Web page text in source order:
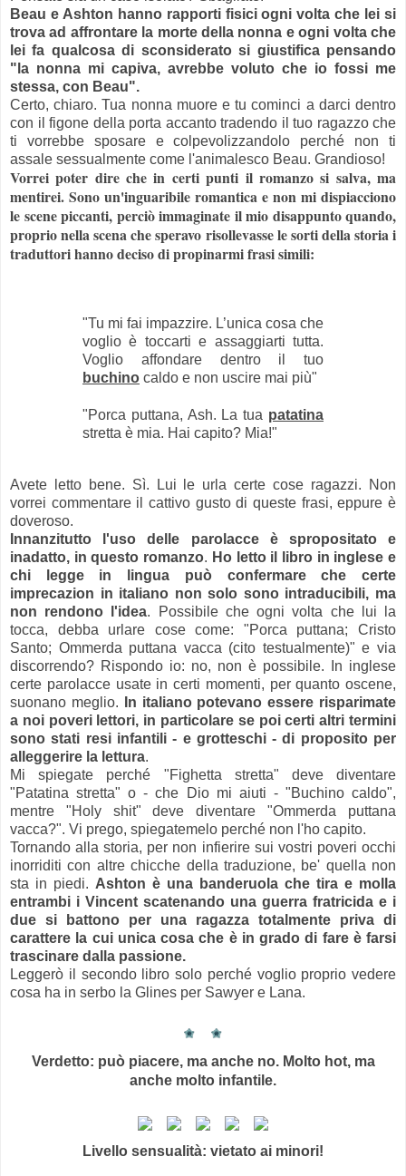
Beau e Ashton hanno rapporti fisici ogni volta che lei si
trova ad affrontare la morte della nonna e ogni volta che
lei fa qualcosa di sconsiderato si giustifica pensando
"la nonna mi capiva, avrebbe voluto che io fossi me
stessa, con Beau".
Certo, chiaro. Tua nonna muore e tu cominci a darci dentro
con il figone della porta accanto tradendo il tuo ragazzo che
ti vorrebbe sposare e colpevolizzandolo perché non ti
assale sessualmente come l'animalesco Beau. Grandioso!
Vorrei poter dire che in certi punti il romanzo si salva, ma
mentirei. Sono un'inguaribile romantica e non mi dispiacciono
le scene piccanti, perciò immaginate il mio disappunto quando,
proprio nella scena che speravo risollevasse le sorti della storia i
traduttori hanno deciso di propinarmi frasi simili:
"Tu mi fai impazzire. L’unica cosa che
voglio è toccarti e assaggiarti tutta.
Voglio affondare dentro il tuo
buchino caldo e non uscire mai più"
"Porca puttana, Ash. La tua patatina
stretta è mia. Hai capito? Mia!"
Avete letto bene. Sì. Lui le urla certe cose ragazzi. Non
vorrei commentare il cattivo gusto di queste frasi, eppure è
doveroso.
Innanzitutto l'uso delle parolacce è spropositato e
inadatto, in questo romanzo. Ho letto il libro in inglese e
chi legge in lingua può confermare che certe
imprecazion in italiano non solo sono intraducibili, ma
non rendono l'idea. Possibile che ogni volta che lui la
tocca, debba urlare cose come: "Porca puttana; Cristo
Santo; Ommerda puttana vacca (cito testualmente)" e via
discorrendo? Rispondo io: no, non è possibile. In inglese
certe parolacce usate in certi momenti, per quanto oscene,
suonano meglio.
In italiano potevano essere risparimate
a noi poveri lettori, in particolare se poi certi altri termini
sono stati resi infantili - e grotteschi - di proposito per
alleggerire la lettura.
Mi spiegate perché "Fighetta stretta" deve diventare
"Patatina stretta" o - che Dio mi aiuti - "Buchino caldo",
mentre "Holy shit" deve diventare "Ommerda puttana
vacca?". Vi prego, spiegatemelo perché non l'ho capito.
Tornando alla storia, per non infierire sui vostri poveri occhi
inorriditi con altre chicche della traduzione, be' quella non
sta in piedi. Ashton è una banderuola che tira e molla
entrambi i Vincent scatenando una guerra fratricida e i
due si battono per una ragazza totalmente priva di
carattere la cui unica cosa che è in grado di fare è farsi
trascinare dalla passione.
Leggerò il secondo libro solo perché voglio proprio vedere
cosa ha in serbo la Glines per Sawyer e Lana.
Verdetto: può piacere, ma anche no. Molto hot, ma
anche molto infantile.
Livello sensualità: vietato ai minori!